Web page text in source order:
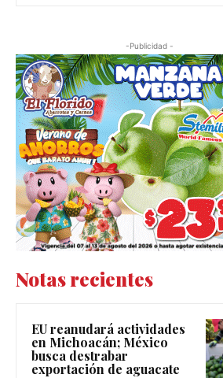
-Publicidad -
Notas recientes
EU reanudará actividades
en Michoacán; México
busca destrabar
exportación de aguacate